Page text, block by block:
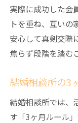
実際に成功した会
トを重ね、互いの
安心して真剣交際
焦らず段階を踏む
結婚相談所の3
結婚相談所では、
す「3ヶ月ルール